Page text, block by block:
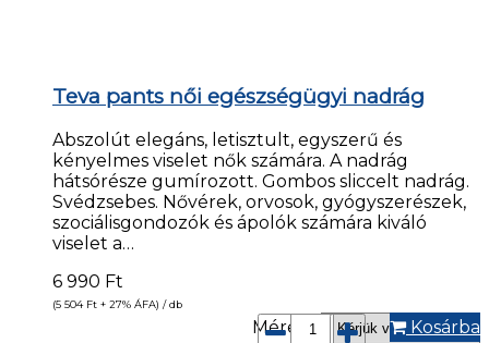
Teva pants női egészségügyi nadrág
Abszolút elegáns, letisztult, egyszerű és
kényelmes viselet nők számára. A nadrág
hátsórésze gumírozott. Gombos sliccelt nadrág.
Svédzsebes. Nővérek, orvosok, gyógyszerészek,
szociálisgondozók és ápolók számára kiváló
viselet a…
6 990 Ft
(5 504 Ft + 27% ÁFA) / db
Méret*:
Kosárba